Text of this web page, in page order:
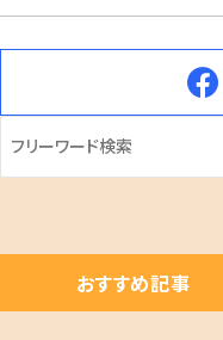
おすすめ記事